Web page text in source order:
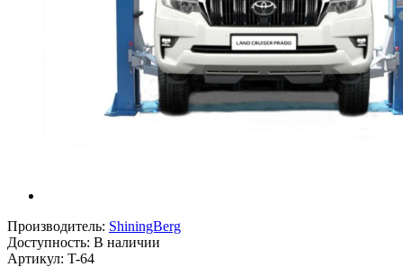
Производитель: ShiningBerg
Доступность: В наличии
Артикул: T-64